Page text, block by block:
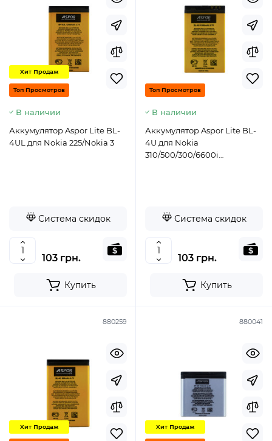
Хит Продаж
Топ Просмотров
В наличии
Аккумулятор Aspor Lite BL-
4UL для Nokia 225/Nokia 3
Система скидок
103 грн.
Купить
Топ Просмотров
В наличии
Аккумулятор Aspor Lite BL-
4U для Nokia
310/500/300/6600i
Система скидок
103 грн.
Купить
880259
Хит Продаж
880041
Хит Продаж